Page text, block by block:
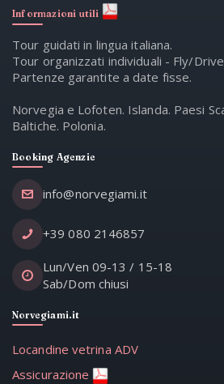
Informazioni utili
Tour guidati in lingua italiana.
Tour organizzati individuali - Fly/
Partenze garantite a date fisse.
Norvegia e Lofoten. Islanda. Paesi
Baltiche. Polonia.
Booking Agenzie
info@norvegiami.it
+39 080 2146857
Lun/Ven 09-13 / 15-18
Sab/Dom chiusi
Norvegiami.it
Locandine vetrina ADV
Assicurazione